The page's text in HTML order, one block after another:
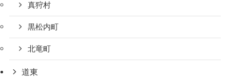
真狩村
黒松内町
北竜町
道東